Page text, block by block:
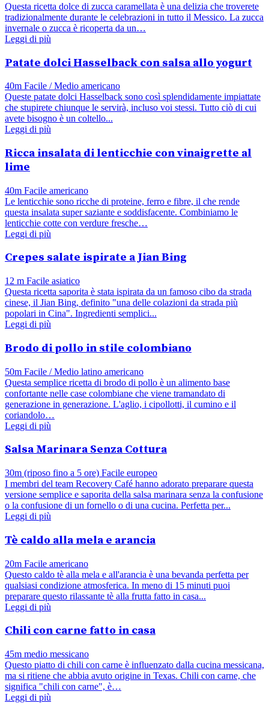
Questa ricetta dolce di zucca caramellata è una delizia che troverete
tradizionalmente durante le celebrazioni in tutto il Messico. La zucca
invernale o zucca è ricoperta da un…
Leggi di più
Patate dolci Hasselback con salsa allo yogurt
40m Facile / Medio americano
Queste patate dolci Hasselback sono così splendidamente impiattate
che stupirete chiunque le servirà, incluso voi stessi. Tutto ciò di cui
avete bisogno è un coltello...
Leggi di più
Ricca insalata di lenticchie con vinaigrette al
lime
40m Facile americano
Le lenticchie sono ricche di proteine, ferro e fibre, il che rende
questa insalata super saziante e soddisfacente. Combiniamo le
lenticchie cotte con verdure fresche…
Leggi di più
Crepes salate ispirate a Jian Bing
12 m Facile asiatico
Questa ricetta saporita è stata ispirata da un famoso cibo da strada
cinese, il Jian Bing, definito "una delle colazioni da strada più
popolari in Cina". Ingredienti semplici...
Leggi di più
Brodo di pollo in stile colombiano
50m Facile / Medio latino americano
Questa semplice ricetta di brodo di pollo è un alimento base
confortante nelle case colombiane che viene tramandato di
generazione in generazione. L'aglio, i cipollotti, il cumino e il
coriandolo…
Leggi di più
Salsa Marinara Senza Cottura
30m (riposo fino a 5 ore) Facile europeo
I membri del team Recovery Café hanno adorato preparare questa
versione semplice e saporita della salsa marinara senza la confusione
o la confusione di un fornello o di una cucina. Perfetta per...
Leggi di più
Tè caldo alla mela e arancia
20m Facile americano
Questo caldo tè alla mela e all'arancia è una bevanda perfetta per
qualsiasi condizione atmosferica. In meno di 15 minuti puoi
preparare questo rilassante tè alla frutta fatto in casa...
Leggi di più
Chili con carne fatto in casa
45m medio messicano
Questo piatto di chili con carne è influenzato dalla cucina messicana,
ma si ritiene che abbia avuto origine in Texas. Chili con carne, che
significa "chili con carne", è…
Leggi di più